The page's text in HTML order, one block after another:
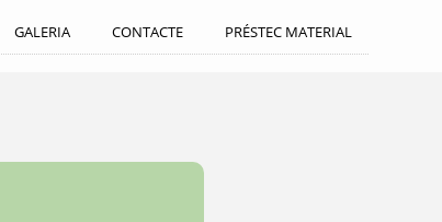
GALERIA CONTACTE PRÉSTEC MATERIAL